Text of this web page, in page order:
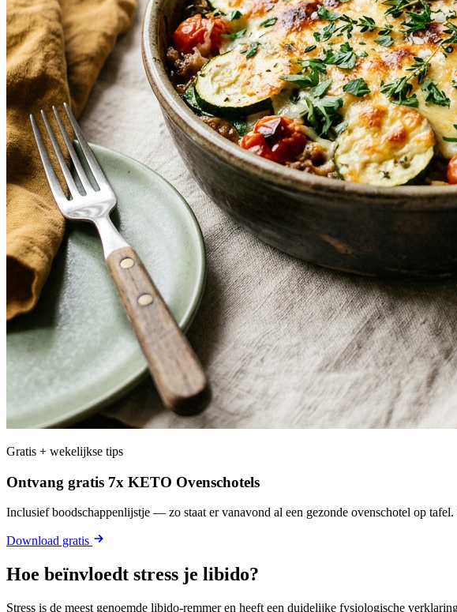
Gratis + wekelijkse tips
Ontvang gratis 7x KETO Ovenschotels
Inclusief boodschappenlijstje — zo staat er vanavond al een gezonde ovenschotel op
Download gratis
Hoe beïnvloedt stress je libido?
Stress is de meest genoemde libido-remmer en heeft een duidelijke fysiologische